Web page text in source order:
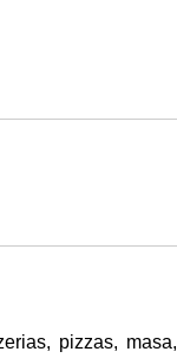
pizzas, masa,